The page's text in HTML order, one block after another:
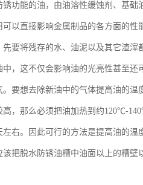
锈功能的油，由油溶性缓蚀剂、基
以直接影响金属制品的各方面的性
先要将残存的水、油泥以及其它渣
中，这不仅会影响油的光亮性甚至
要想去除新油中的气体提高油的温
高，那么必须把油加热到约120℃-
左右。因此可行的方法是提高油的
该把脱水防锈油槽中油面以上的槽